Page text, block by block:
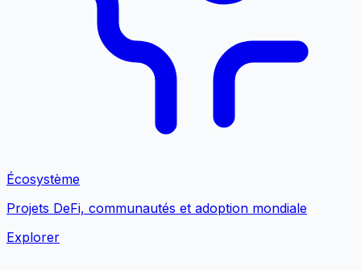
Écosystème
Projets DeFi, communautés et adoption mondiale
Explorer